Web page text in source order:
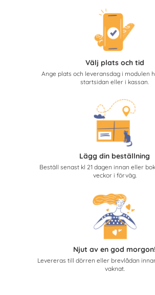
Välj plats och tid
Ange plats och leveransdag i modulen
startsidan eller i kassan.
Lägg din beställning
Beställ senast kl 21 dagen innan eller
veckor i förväg.
Njut av en god morgon!
Levereras till dörren eller brevlådan
vaknat.